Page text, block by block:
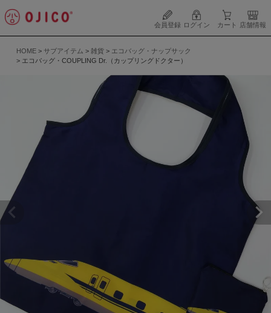
会員登録 ログイン カート 店舗情報
HOME サブアイテム 雑貨
エコバッグ・ナップサック
エコバッグ・COUPLING Dr.（カップリングドクター）